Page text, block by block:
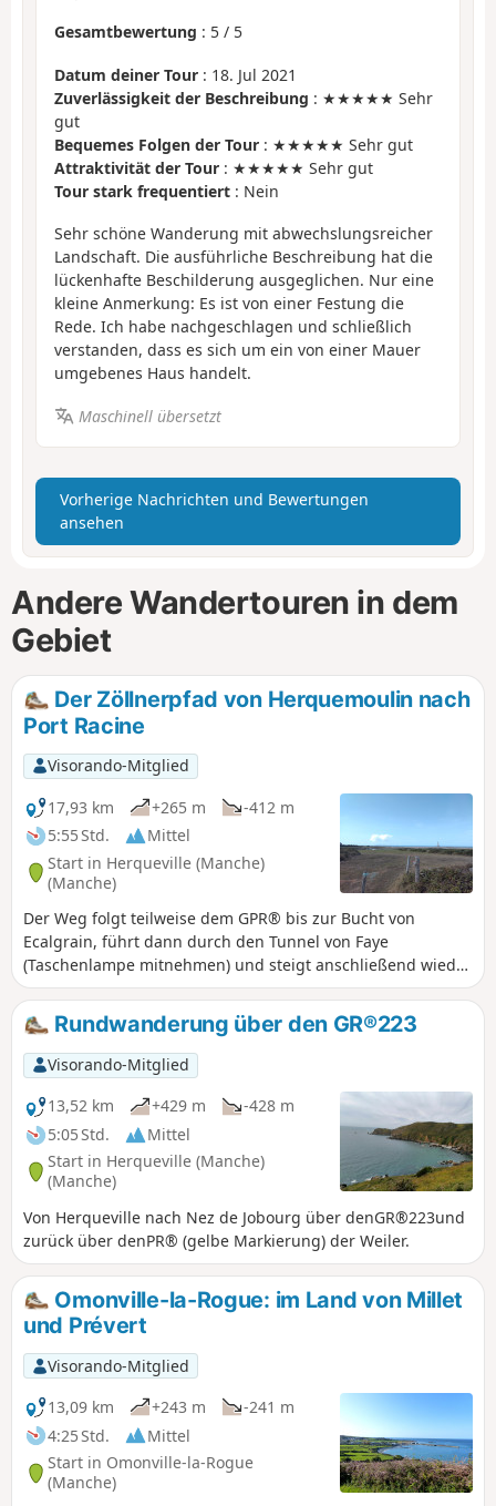
Gesamtbewertung : 5 / 5
Datum deiner Tour : 18. Jul 2021
Zuverlässigkeit der Beschreibung : ★★★★★ Sehr
gut
Bequemes Folgen der Tour : ★★★★★ Sehr gut
Attraktivität der Tour : ★★★★★ Sehr gut
Tour stark frequentiert : Nein
Sehr schöne Wanderung mit abwechslungsreicher
Landschaft. Die ausführliche Beschreibung hat die
lückenhafte Beschilderung ausgeglichen. Nur eine
kleine Anmerkung: Es ist von einer Festung die
Rede. Ich habe nachgeschlagen und schließlich
verstanden, dass es sich um ein von einer Mauer
umgebenes Haus handelt.
Maschinell übersetzt
Vorherige Nachrichten und Bewertungen
ansehen
Andere Wandertouren in dem
Gebiet
Der Zöllnerpfad von Herquemoulin nach
Port Racine
Visorando-Mitglied
17,93 km
+265 m
-412 m
5:55 Std.
Mittel
Start in Herqueville (Manche)
(Manche)
Der Weg folgt teilweise dem GPR® bis zur Bucht von
Ecalgrain, führt dann durch den Tunnel von Faye
(Taschenlampe mitnehmen) und steigt anschließend wieder
auf den GR® ab. Diese Variante ermöglicht es, die
Überreste dieses Bauwerks aus dem Zweiten Weltkrieg zu
sehen und bietet einen schönen Ausblick auf Goury und
seine abgelegene Lage.
Rundwanderung über den GR®223
Visorando-Mitglied
13,52 km
+429 m
-428 m
5:05 Std.
Mittel
Start in Herqueville (Manche)
(Manche)
Von Herqueville nach Nez de Jobourg über denGR®223und
zurück über denPR® (gelbe Markierung) der Weiler.
Omonville-la-Rogue: im Land von Millet
und Prévert
Visorando-Mitglied
13,09 km
+243 m
-241 m
4:25 Std.
Mittel
Start in Omonville-la-Rogue
(Manche)